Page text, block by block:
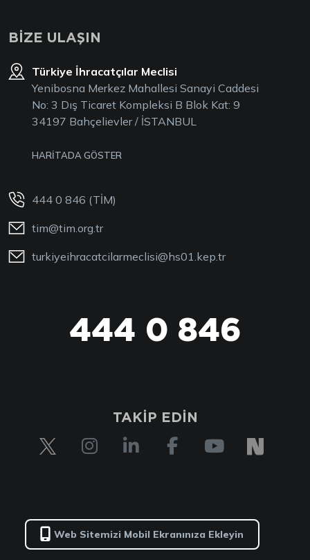
BİZE ULAŞIN
Türkiye İhracatçılar Meclisi
Yenibosna Merkez Mahallesi Sanayi Caddesi
No: 3 Dış Ticaret Kompleksi B Blok Kat: 9
34197 Bahçelievler / İSTANBUL
HARİTADA GÖSTER
444 0 846 (TİM)
tim@tim.org.tr
turkiyeihracatcilarmeclisi@hs01.kep.tr
444 0 846
444 0 TİM
TAKİP EDİN
Web Sitemizi Mobil Ekranınıza Ekleyin